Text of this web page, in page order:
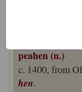
peahen (n.)
c. 1400, from
hen.